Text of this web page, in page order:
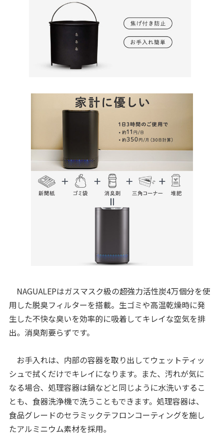
NAGUALEPは​​​​ガスマスク級の超強力活性炭4万個分を使
用した脱臭フィルターを搭載。生ゴミや高温乾燥時に発
生した不快な臭いを効率的に吸着してキレイな空気を排
出。消臭剤要らずです。
お手入れは、内部の容器を取り出してウェットティッ
シュで拭くだけでキレイになります。また、汚れが気に
なる場合、処理容器は鍋などと同じように水洗いするこ
とも、食器洗浄機で洗うこともできます。処理容器は、
食品グレードのセラミックテフロンコーティングを施し
たアルミニウム素材を採用。